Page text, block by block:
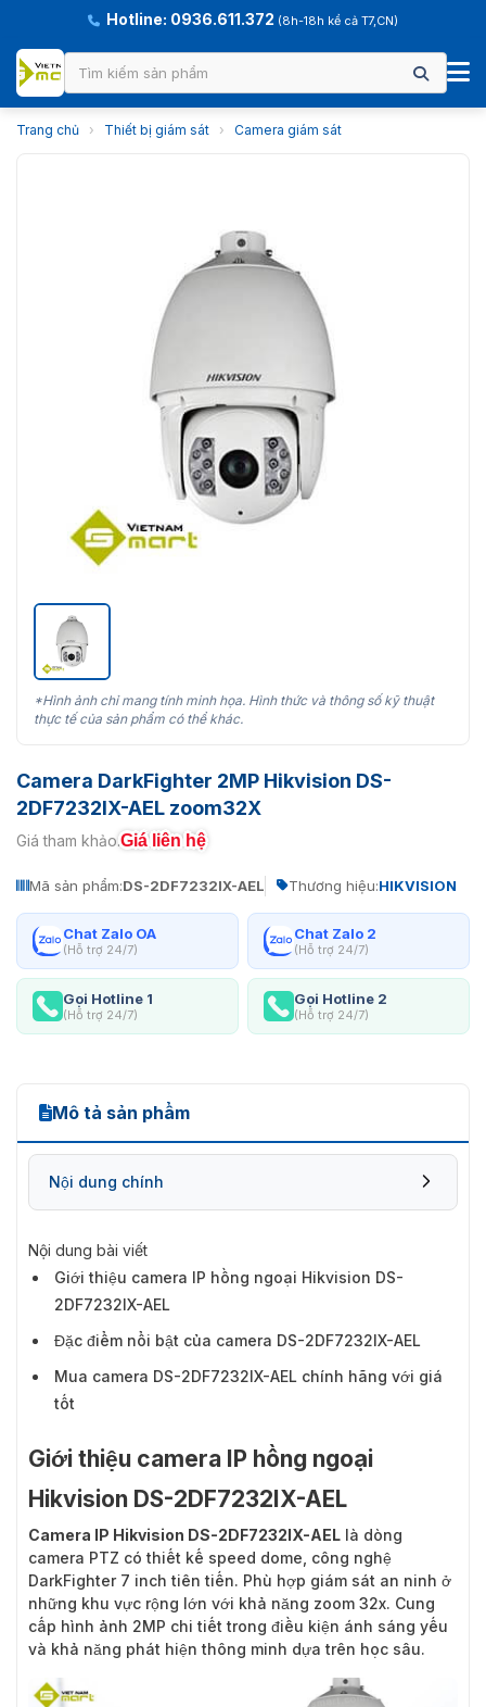
Hotline: 0936.611.372 (8h-18h kể cả T7,CN)
Trang chủ › Thiết bị giám sát › Camera giám sát
*Hình ảnh chỉ mang tính minh họa. Hình thức và thông số kỹ thuật
thực tế của sản phẩm có thể khác.
Camera DarkFighter 2MP Hikvision DS-
2DF7232IX-AEL zoom32X
Giá tham khảo:Giá liên hệ
Mã sản phẩm:DS-2DF7232IX-AEL Thương hiệu:HIKVISION
Chat Zalo OA
(Hỗ trợ 24/7)
Chat Zalo 2
(Hỗ trợ 24/7)
Gọi Hotline 1
(Hỗ trợ 24/7)
Gọi Hotline 2
(Hỗ trợ 24/7)
Mô tả sản phẩm
Nội dung chính
Nội dung bài viết
Giới thiệu camera IP hồng ngoại Hikvision DS-
2DF7232IX-AEL
Đặc điểm nổi bật của camera DS-2DF7232IX-AEL
Mua camera DS-2DF7232IX-AEL chính hãng với giá
tốt
Giới thiệu camera IP hồng ngoại
Hikvision DS-2DF7232IX-AEL
Camera IP Hikvision DS-2DF7232IX-AEL là dòng
camera PTZ có thiết kế speed dome, công nghệ
DarkFighter 7 inch tiên tiến. Phù hợp giám sát an ninh ở
những khu vực rộng lớn với khả năng zoom 32x. Cung
cấp hình ảnh 2MP chi tiết trong điều kiện ánh sáng yếu
và khả năng phát hiện thông minh dựa trên học sâu.